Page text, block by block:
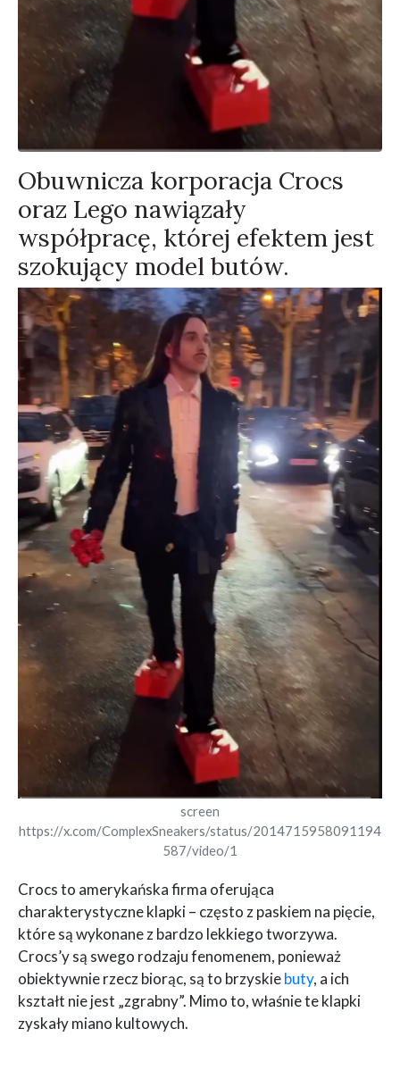
Obuwnicza korporacja Crocs
oraz Lego nawiązały
współpracę, której efektem jest
szokujący model butów.
screen
https://x.com/ComplexSneakers/status/2014715958091194
587/video/1
Crocs to amerykańska firma oferująca
charakterystyczne klapki – często z paskiem na pięcie,
które są wykonane z bardzo lekkiego tworzywa.
Crocs’y są swego rodzaju fenomenem, ponieważ
obiektywnie rzecz biorąc, są to brzyskiebuty, a ich
kształt nie jest „zgrabny”. Mimo to, właśnie te klapki
zyskały miano kultowych.